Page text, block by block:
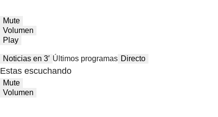
Mute
Volumen
Play
Noticias en 3′ Últimos programas Directo
Estas escuchando
Mute
Volumen